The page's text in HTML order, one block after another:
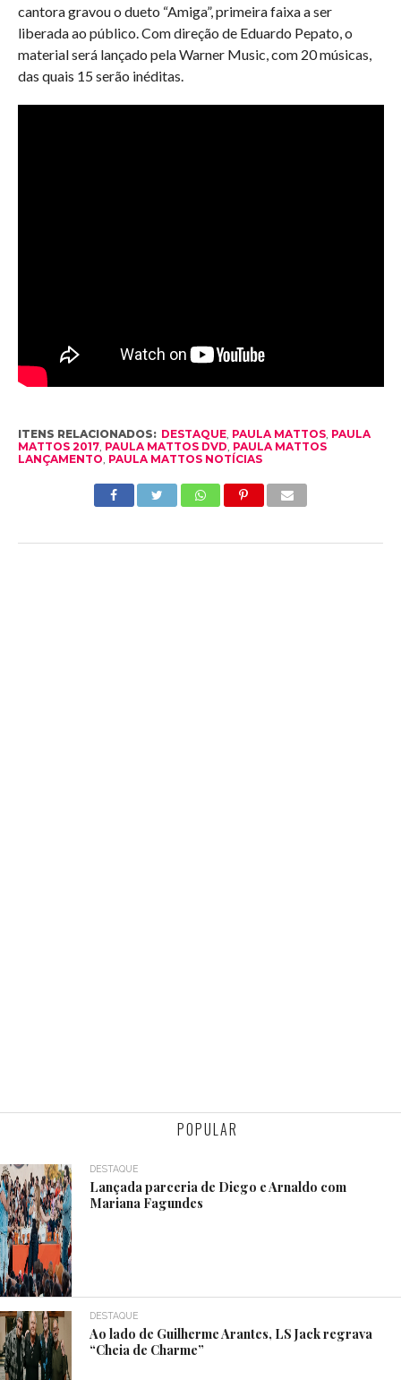
cantora gravou o dueto “Amiga”, primeira faixa a ser
liberada ao público. Com direção de Eduardo Pepato, o
material será lançado pela Warner Music, com 20 músicas,
das quais 15 serão inéditas.
ITENS RELACIONADOS: DESTAQUE, PAULA MATTOS, PAULA
MATTOS 2017, PAULA MATTOS DVD, PAULA MATTOS
LANÇAMENTO, PAULA MATTOS NOTÍCIAS
POPULAR
DESTAQUE
Lançada parceria de Diego e Arnaldo com
Mariana Fagundes
DESTAQUE
Ao lado de Guilherme Arantes, LS Jack regrava
“Cheia de Charme”